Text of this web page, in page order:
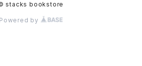
stacks bookstore
Powered by